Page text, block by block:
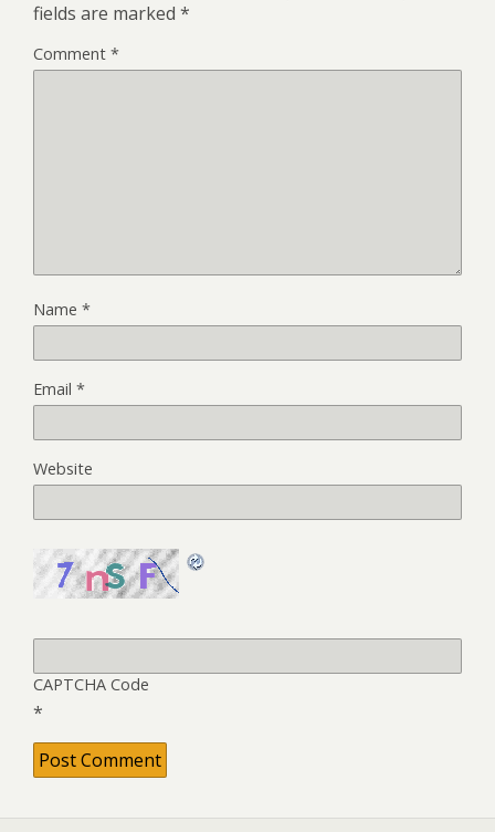
fields are marked *
Comment *
Name *
Email *
Website
CAPTCHA Code
*